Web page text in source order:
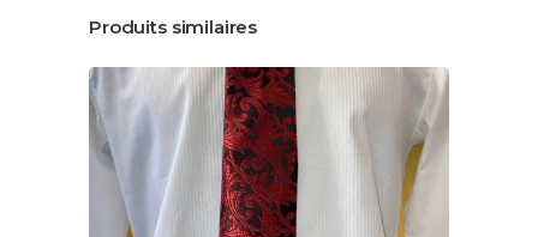
Produits similaires